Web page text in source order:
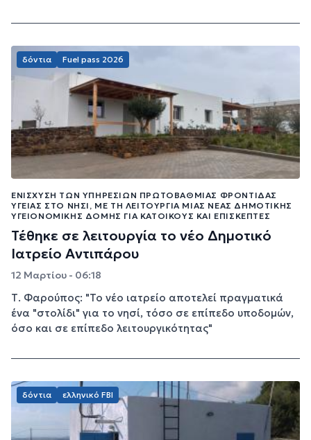
δόντια Fuel pass 2026
ΕΝΊΣΧΥΣΗ ΤΩΝ ΥΠΗΡΕΣΙΏΝ ΠΡΩΤΟΒΆΘΜΙΑΣ ΦΡΟΝΤΊΔΑΣ
ΥΓΕΊΑΣ ΣΤΟ ΝΗΣΊ, ΜΕ ΤΗ ΛΕΙΤΟΥΡΓΊΑ ΜΙΑΣ ΝΈΑΣ ΔΗΜΟΤΙΚΉΣ
ΥΓΕΙΟΝΟΜΙΚΉΣ ΔΟΜΉΣ ΓΙΑ ΚΑΤΟΊΚΟΥΣ ΚΑΙ ΕΠΙΣΚΈΠΤΕΣ
Τέθηκε σε λειτουργία το νέο Δημοτικό
Ιατρείο Αντιπάρου
12 Μαρτίου - 06:18
Τ. Φαρούπος: "Το νέο ιατρείο αποτελεί πραγματικά
ένα "στολίδι" για το νησί, τόσο σε επίπεδο υποδομών,
όσο και σε επίπεδο λειτουργικότητας"
δόντια ελληνικό FBI